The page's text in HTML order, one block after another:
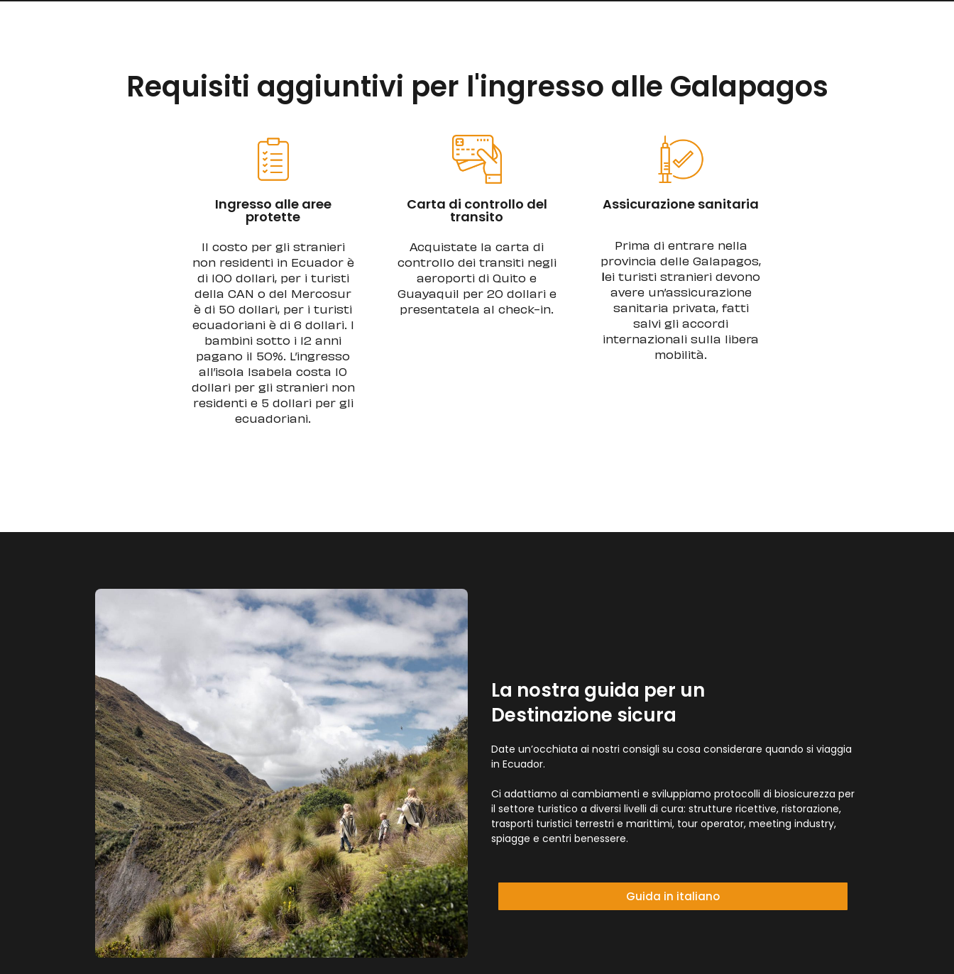
Requisiti aggiuntivi per l'ingresso alle Galapagos
Ingresso alle aree
protette
Il costo per gli stranieri
non residenti in Ecuador è
di 100 dollari, per i turisti
della CAN o del Mercosur
è di 50 dollari, per i turisti
ecuadoriani è di 6 dollari. I
bambini sotto i 12 anni
pagano il 50%. L’ingresso
all’isola Isabela costa 10
dollari per gli stranieri non
residenti e 5 dollari per gli
ecuadoriani.
Carta di controllo del
transito
Acquistate la carta di
controllo dei transiti negli
aeroporti di Quito e
Guayaquil per 20 dollari e
presentatela al check-in.
Assicurazione sanitaria
Prima di entrare nella
provincia delle Galapagos,
lei turisti stranieri devono
avere un’assicurazione
sanitaria privata, fatti
salvi gli accordi
internazionali sulla libera
mobilità.
La nostra guida per un
Destinazione sicura
Date un’occhiata ai nostri consigli su cosa considerare quando si viaggia
in Ecuador.
Ci adattiamo ai cambiamenti e sviluppiamo protocolli di biosicurezza per
il settore turistico a diversi livelli di cura: strutture ricettive, ristorazione,
trasporti turistici terrestri e marittimi, tour operator, meeting industry,
spiagge e centri benessere.
Guida in italiano